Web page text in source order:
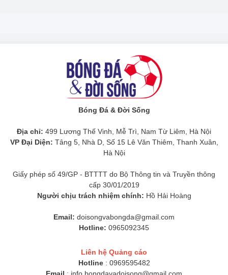
Bóng Đá & Đời Sống
Địa chỉ: 499 Lương Thế Vinh, Mễ Trì, Nam Từ Liêm, Hà Nội
VP Đại Diện: Tâng 5, Nhà D, Số 15 Lê Văn Thiêm, Thanh Xuân,
Hà Nội
Giấy phép số 49/GP - BTTTT do Bộ Thông tin và Truyền thông
cấp 30/01/2019
Người chịu trách nhiệm chính: Hồ Hải Hoàng
Email: doisongvabongda@gmail.com
Hotline: 0965092345
Liên hệ Quảng cáo
Hotline: 0969595482
Email : info.bongdavadoisong@gmail.com